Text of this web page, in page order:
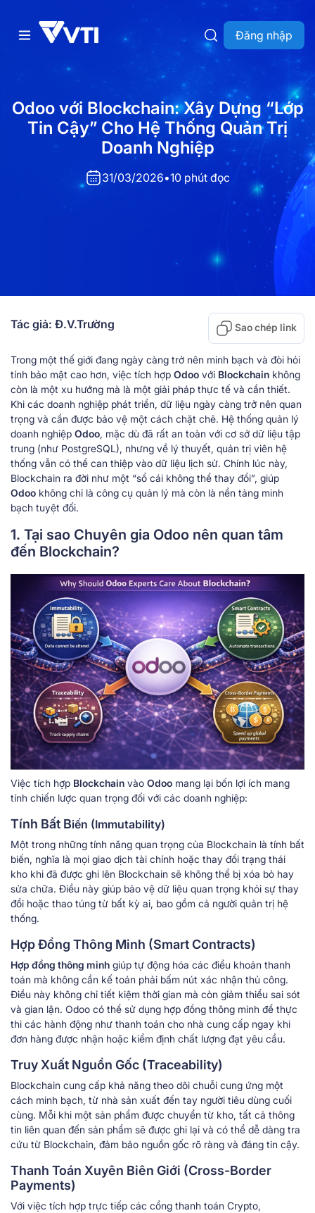
Đăng nhập
Odoo với Blockchain: Xây Dựng “Lớp
Tin Cậy” Cho Hệ Thống Quản Trị
Doanh Nghiệp
31/03/2026•10 phút đọc
Tác giả: Đ.V.Trường Sao chép link
Trong một thế giới đang ngày càng trở nên minh bạch và đòi hỏi
tính bảo mật cao hơn, việc tích hợp Odoo với Blockchain không
còn là một xu hướng mà là một giải pháp thực tế và cần thiết.
Khi các doanh nghiệp phát triển, dữ liệu ngày càng trở nên quan
trọng và cần được bảo vệ một cách chặt chẽ. Hệ thống quản lý
doanh nghiệp Odoo, mặc dù đã rất an toàn với cơ sở dữ liệu tập
trung (như PostgreSQL), nhưng về lý thuyết, quản trị viên hệ
thống vẫn có thể can thiệp vào dữ liệu lịch sử. Chính lúc này,
Blockchain ra đời như một “sổ cái không thể thay đổi”, giúp
Odoo không chỉ là công cụ quản lý mà còn là nền tảng minh
bạch tuyệt đối.
1. Tại sao Chuyên gia Odoo nên quan tâm
đến Blockchain?
Việc tích hợp Blockchain vào Odoo mang lại bốn lợi ích mang
tính chiến lược quan trọng đối với các doanh nghiệp:
Tính Bất Biến (Immutability)
Một trong những tính năng quan trọng của Blockchain là tính bất
biến, nghĩa là mọi giao dịch tài chính hoặc thay đổi trạng thái
kho khi đã được ghi lên Blockchain sẽ không thể bị xóa bỏ hay
sửa chữa. Điều này giúp bảo vệ dữ liệu quan trọng khỏi sự thay
đổi hoặc thao túng từ bất kỳ ai, bao gồm cả người quản trị hệ
thống.
Hợp Đồng Thông Minh (Smart Contracts)
Hợp đồng thông minh giúp tự động hóa các điều khoản thanh
toán mà không cần kế toán phải bấm nút xác nhận thủ công.
Điều này không chỉ tiết kiệm thời gian mà còn giảm thiểu sai sót
và gian lận. Odoo có thể sử dụng hợp đồng thông minh để thực
thi các hành động như thanh toán cho nhà cung cấp ngay khi
đơn hàng được nhận hoặc kiểm định chất lượng đạt yêu cầu.
Truy Xuất Nguồn Gốc (Traceability)
Blockchain cung cấp khả năng theo dõi chuỗi cung ứng một
cách minh bạch, từ nhà sản xuất đến tay người tiêu dùng cuối
cùng. Mỗi khi một sản phẩm được chuyển từ kho, tất cả thông
tin liên quan đến sản phẩm sẽ được ghi lại và có thể dễ dàng tra
cứu từ Blockchain, đảm bảo nguồn gốc rõ ràng và đáng tin cậy.
Thanh Toán Xuyên Biên Giới (Cross-Border
Payments)
Với việc tích hợp trực tiếp các cổng thanh toán Crypto,